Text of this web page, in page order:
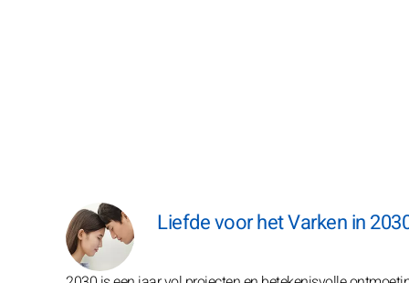
Liefde voor het Varken in